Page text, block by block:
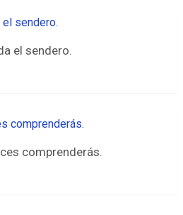
el sendero.
comprenderás.